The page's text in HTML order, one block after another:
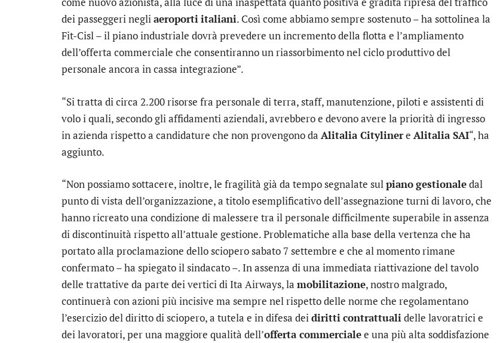
dei passeggeri negliaeroportiitaliani. Così come abbiamo sempre sostenuto – ha sottolinea la
Fit-Cisl – il piano industriale dovrà prevedere un incremento della flotta e l’ampliamento
dell’offerta commerciale che consentiranno un riassorbimento nel ciclo produttivo del
personale ancora in cassa integrazione”.
“Si tratta di circa 2.200 risorse fra personale di terra, staff, manutenzione, piloti e assistenti di
volo i quali, secondo gli affidamenti aziendali, avrebbero e devono avere la priorità di ingresso
in azienda rispetto a candidature che non provengono da Alitalia Citylinere Alitalia SAI“, ha
aggiunto.
“Non possiamo sottacere, inoltre, le fragilità già da tempo segnalate sulpianogestionaledal
punto di vista dell’organizzazione, a titolo esemplificativo dell’assegnazione turni di lavoro, che
hanno ricreato una condizione di malessere tra il personale difficilmente superabile in assenza
di discontinuità rispetto all’attuale gestione. Problematiche alla base della vertenza che ha
portato alla proclamazione dello sciopero sabato 7 settembre e che al momento rimane
confermato – ha spiegato il sindacato –. In assenza di una immediata riattivazione del tavolo
delle trattative da parte dei vertici di Ita Airways, la mobilitazione, nostro malgrado,
continuerà con azioni più incisive ma sempre nel rispetto delle norme che regolamentano
l’esercizio del diritto di sciopero, a tutela e in difesa deidiritticontrattualidelle lavoratrici e
dei lavoratori, per una maggiore qualità dell’offerta commercialee una più alta soddisfazione